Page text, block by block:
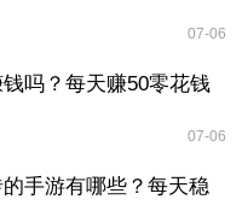
07-06
吗？每天赚50零花钱
07-06
手游有哪些？每天稳